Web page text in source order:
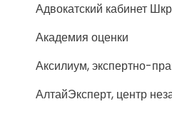
Адвокатский кабинет
Академия оценки
Аксилиум, экспертно-
АлтайЭксперт, центр